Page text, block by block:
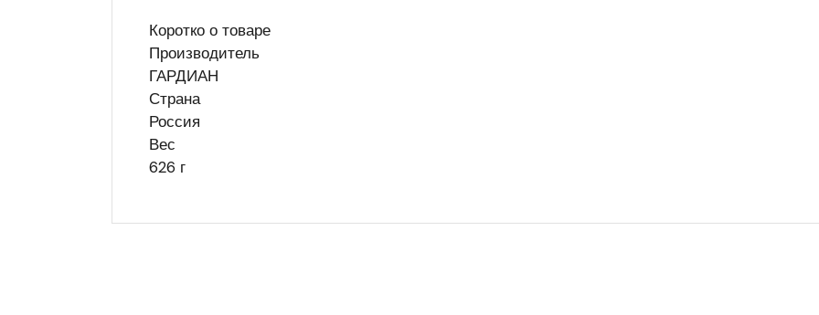
Коротко о товаре
Производитель
ГАРДИАН
Страна
Россия
Вес
626 г